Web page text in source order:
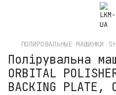
ПОЛИРОВАЛЬНЫЕ МАШИНКИ
Полірувальна
ORBITAL
BACKING PLATE,